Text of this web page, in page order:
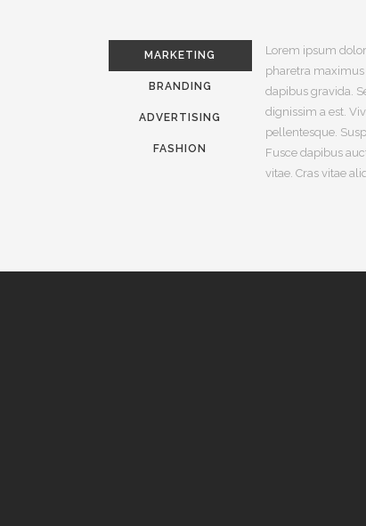
MARKETING
BRANDING
ADVERTISING
FASHION
Lorem ipsum
pharetra
dapibus gravida.
dignissim a est.
pellentesque.
Fusce dapibus
vitae. Cras vitae